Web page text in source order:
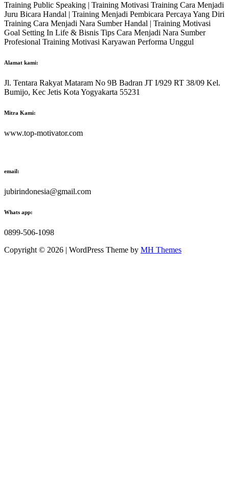
Training Public Speaking | Training Motivasi Training Cara Menjadi
Juru Bicara Handal | Training Menjadi Pembicara Percaya Yang Diri
Training Cara Menjadi Nara Sumber Handal | Training Motivasi
Goal Setting In Life & Bisnis Tips Cara Menjadi Nara Sumber
Profesional Training Motivasi Karyawan Performa Unggul
Alamat kami:
Jl. Tentara Rakyat Mataram No 9B Badran JT I/929 RT 38/09 Kel.
Bumijo, Kec Jetis Kota Yogyakarta 55231
Mitra Kami:
www.top-motivator.com
email:
jubirindonesia@gmail.com
Whats app:
0899-506-1098
Copyright © 2026 | WordPress Theme by MH Themes